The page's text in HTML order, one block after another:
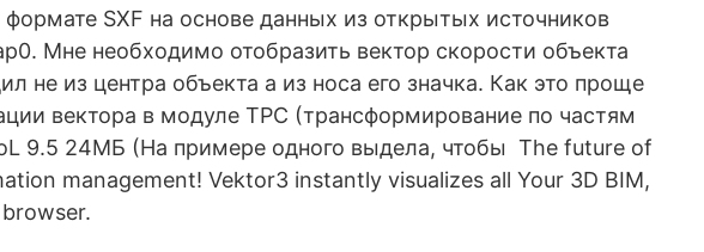
SXF на основе данных из открытых источников
Мне необходимо отобразить вектор скорости объекта
не из центра объекта а из носа его значка. Как это проще
вектора в модуле TPC (трансформирование по частям
9.5 24МБ (На примере одного выдела, чтобы The future of
management! Vektor3 instantly visualizes all Your 3D BIM,